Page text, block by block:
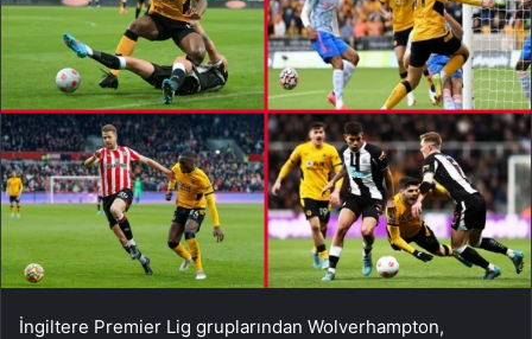
İngiltere Premier Lig gruplarından Wolverhampton,